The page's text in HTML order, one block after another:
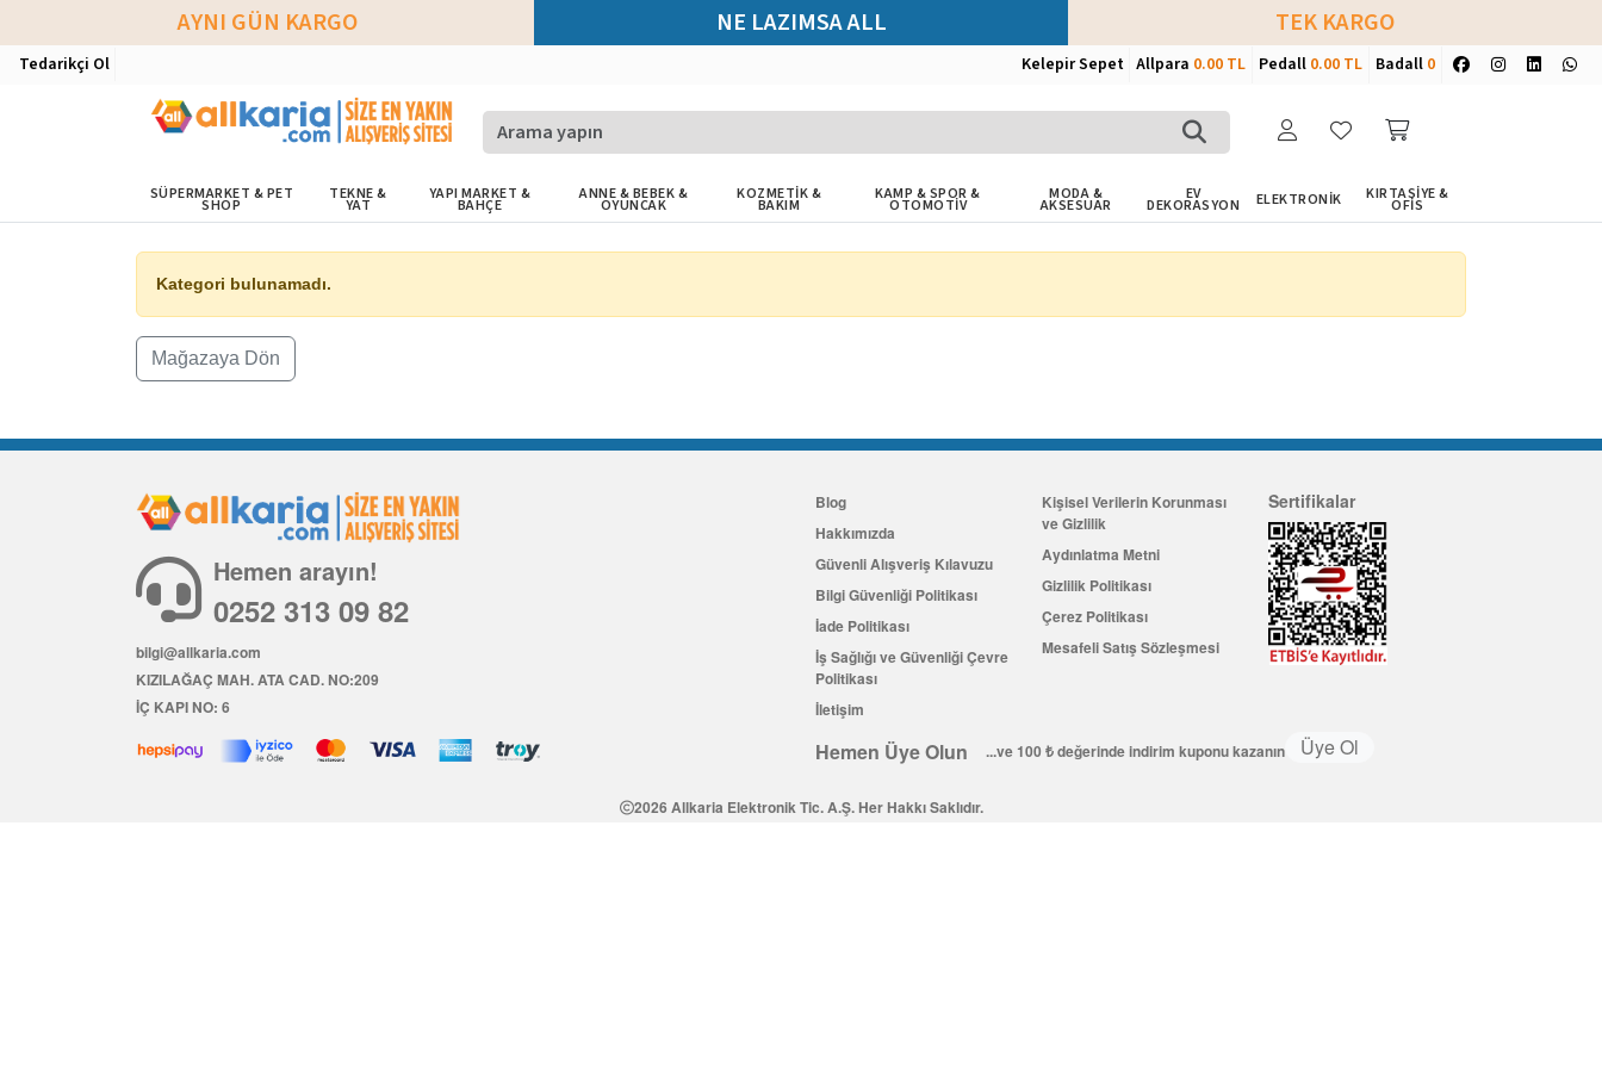
AYNI GÜN KARGO NE LAZIMSA ALL TEK KARGO
Tedarikçi Ol Kelepir Sepet Allpara 0.00 TL Pedall 0.00 TL Badall 0
SÜPERMARKET & PET
SHOP
TEKNE &
YAT
YAPI MARKET &
BAHÇE
ANNE & BEBEK &
OYUNCAK
KOZMETİK &
BAKIM
KAMP & SPOR &
OTOMOTİV
MODA &
AKSESUAR
EV
DEKORASYON ELEKTRONİK KIRTASİYE &
OFİS
Kategori bulunamadı.
Mağazaya Dön
Hemen arayın!
0252 313 09 82
bilgi@allkaria.com
KIZILAĞAÇ MAH. ATA CAD. NO:209
İÇ KAPI NO: 6
Blog
Hakkımızda
Güvenli Alışveriş Kılavuzu
Bilgi Güvenliği Politikası
İade Politikası
İş Sağlığı ve Güvenliği Çevre
Politikası
İletişim
Kişisel Verilerin Korunması
ve Gizlilik
Aydınlatma Metni
Gizlilik Politikası
Çerez Politikası
Mesafeli Satış Sözleşmesi
Sertifikalar
Hemen Üye Olun ...ve 100 ₺ değerinde indirim kuponu kazanın Üye Ol
2026 Allkaria Elektronik Tic. A.Ş. Her Hakkı Saklıdır.